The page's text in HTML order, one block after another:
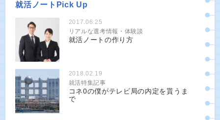
就活ノートPick Up
2017.06.25
リアルな選考情報・体験談
就活ノートの作り方
2018.02.19
就活特集記事
コネ0の僕がテレビ局の内定を貰うま
で